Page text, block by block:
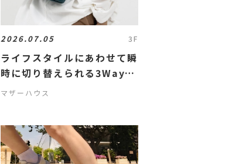
2026.07.05 3F
ライフスタイルにあわせて瞬
時に切り替えられる3Wayバ
ッグ
マザーハウス